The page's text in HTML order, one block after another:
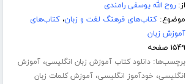
از:روح الله یوسفی رامندی
موضوع:کتاب‌های فرهنگ لغت و زبان،کتاب‌های
آموزش زبان
۱۵۴۹ صفحه
برچسب‌ها:دانلود کتاب آموزش زبان انگلیسی،آموزش
انگلیسی، خودآموز انگلیسی،آموزش کلمات زبان